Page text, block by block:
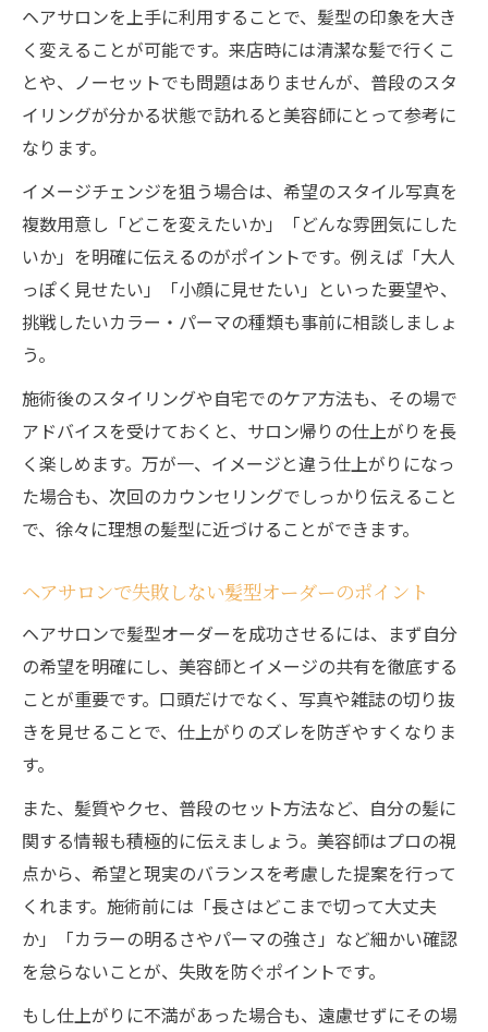
ヘアサロンを上手に利用することで、髪型の印象を大き
く変えることが可能です。来店時には清潔な髪で行くこ
とや、ノーセットでも問題はありませんが、普段のスタ
イリングが分かる状態で訪れると美容師にとって参考に
なります。
イメージチェンジを狙う場合は、希望のスタイル写真を
複数用意し「どこを変えたいか」「どんな雰囲気にした
いか」を明確に伝えるのがポイントです。例えば「大人
っぽく見せたい」「小顔に見せたい」といった要望や、
挑戦したいカラー・パーマの種類も事前に相談しましょ
う。
施術後のスタイリングや自宅でのケア方法も、その場で
アドバイスを受けておくと、サロン帰りの仕上がりを長
く楽しめます。万が一、イメージと違う仕上がりになっ
た場合も、次回のカウンセリングでしっかり伝えること
で、徐々に理想の髪型に近づけることができます。
ヘアサロンで失敗しない髪型オーダーのポイント
ヘアサロンで髪型オーダーを成功させるには、まず自分
の希望を明確にし、美容師とイメージの共有を徹底する
ことが重要です。口頭だけでなく、写真や雑誌の切り抜
きを見せることで、仕上がりのズレを防ぎやすくなりま
す。
また、髪質やクセ、普段のセット方法など、自分の髪に
関する情報も積極的に伝えましょう。美容師はプロの視
点から、希望と現実のバランスを考慮した提案を行って
くれます。施術前には「長さはどこまで切って大丈夫
か」「カラーの明るさやパーマの強さ」など細かい確認
を怠らないことが、失敗を防ぐポイントです。
もし仕上がりに不満があった場合も、遠慮せずにその場